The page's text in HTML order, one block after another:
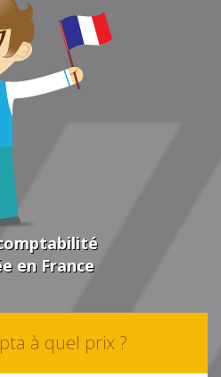
en France
à quel prix ?